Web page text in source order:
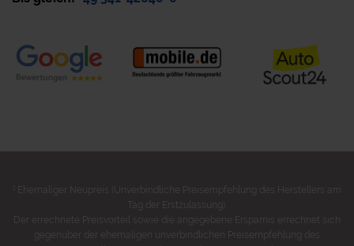
Ehemaliger Neupreis (Unverbindliche Preisempfehlung des Herstellers am
Tag der Erstzulassung).
Der errechnete Preisvorteil sowie die angegebene Ersparnis errechnet sich
gegenüber der ehemaligen unverbindlichen Preisempfehlung des